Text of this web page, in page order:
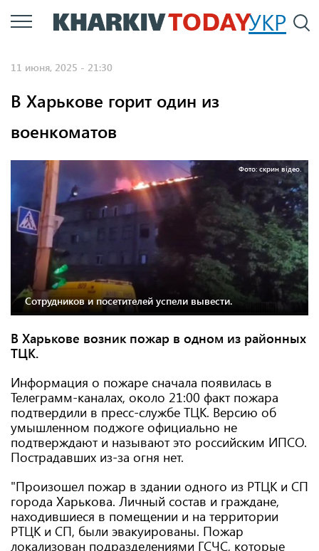
Перейти
к
УКР
11 июня, 2025 - 21:30
В Харькове горит один из
военкоматов
Фото: скрин відео.
Сотрудников и посетителей успели вывести.
В Харькове возник пожар в одном из районных
ТЦК.
Информация о пожаре сначала появилась в
Телеграмм-каналах, около 21:00 факт пожара
подтвердили в пресс-службе ТЦК. Версию об
умышленном поджоге официально не
подтверждают и называют это российским ИПСО.
Пострадавших из-за огня нет.
"Произошел пожар в здании одного из РТЦК и СП
города Харькова. Личный состав и граждане,
находившиеся в помещении и на территории
РТЦК и СП, были эвакуированы. Пожар
локализован подразделениями ГСЧС, которые